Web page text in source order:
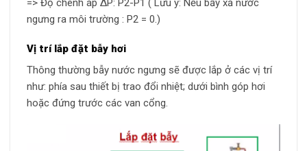
=> Độ chênh áp ΔP: P2-P1 ( Lưu ý: Nếu bẫy xả nước
ngưng ra môi trường : P2 = 0.)
Vị trí lắp đặt bẫy hơi
Thông thường bẫy nước ngưng sẽ được lắp ở các vị trí
như: phía sau thiết bị trao đổi nhiệt; dưới bình góp hơi
hoặc đứng trước các van cổng.